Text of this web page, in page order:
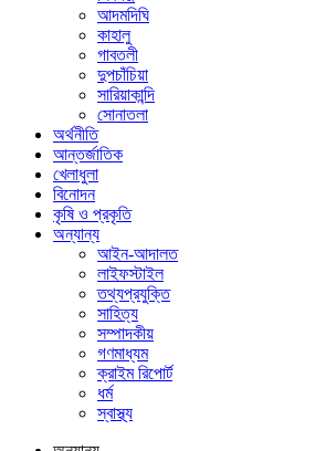
আদমদিঘি
কাহালু
গাবতলী
দুপচাঁচিয়া
সারিয়াকান্দি
সোনাতলা
অর্থনীতি
আন্তর্জাতিক
খেলাধুলা
বিনোদন
কৃষি ও প্রকৃতি
অন্যান্য
আইন-আদালত
লাইফস্টাইল
তথ্যপ্রযুক্তি
সাহিত্য
সম্পাদকীয়
গণমাধ্যম
ক্রাইম রিপোর্ট
ধর্ম
স্বাস্থ্য